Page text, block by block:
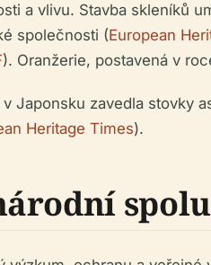
a vlivu. Stavba skleníků
společnosti (European
). Oranžerie, postavená v
Japonsku zavedla
Heritage Times).